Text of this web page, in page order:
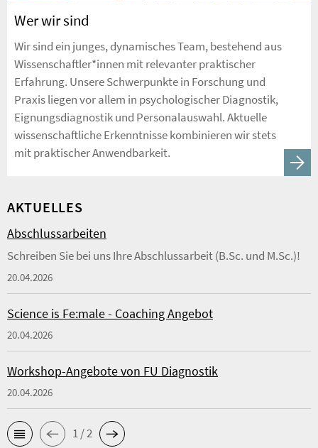
Wer wir sind
Wir sind ein junges, dynamisches Team, bestehend aus
Wissenschaftler*innen mit relevanter praktischer
Erfahrung. Unsere Schwerpunkte in Forschung und
Praxis liegen vor allem in psychologischer Diagnostik,
Eignungsdiagnostik und Personalauswahl. Aktuelle
wissenschaftliche Erkenntnisse kombinieren wir stets
mit praktischer Anwendbarkeit.
AKTUELLES
Abschlussarbeiten
Schreiben Sie bei uns Ihre Abschlussarbeit (B.Sc. und M.Sc.)!
20.04.2026
Science is Fe:male - Coaching Angebot
20.04.2026
Workshop-Angebote von FU Diagnostik
20.04.2026
1 / 2